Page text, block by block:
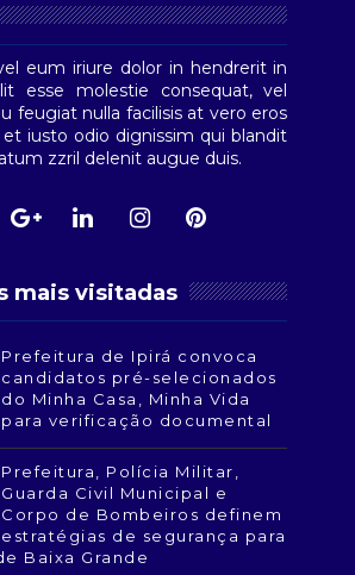
eum iriure dolor in hendrerit in
esse molestie consequat, vel
feugiat nulla facilisis at vero eros
iusto odio dignissim qui blandit
zzril delenit augue duis.
mais visitadas
Prefeitura de Ipirá convoca
candidatos pré-selecionados
do Minha Casa, Minha Vida
para verificação documental
Prefeitura, Polícia Militar,
Guarda Civil Municipal e
Corpo de Bombeiros definem
estratégias de segurança para
Baixa Grande